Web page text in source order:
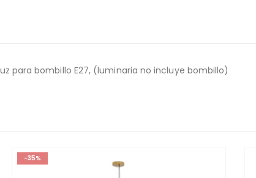
para bombillo E27, (luminaria no incluye bombillo)
-35%